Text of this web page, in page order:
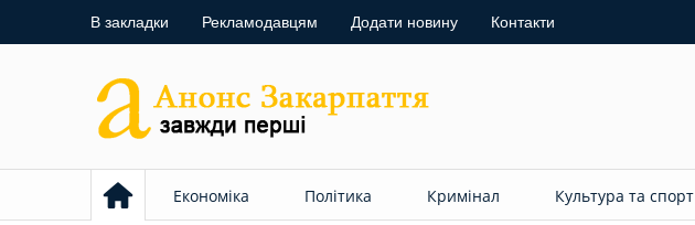
В закладки Рекламодавцям Додати новину Контакти
Економіка Політика Кримінал Культура та спорт